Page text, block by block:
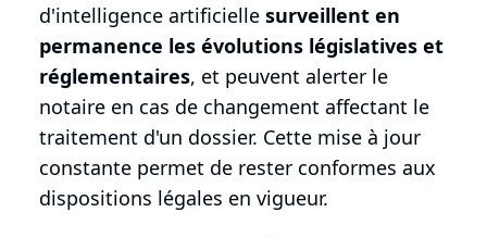
d'intelligence artificielle surveillent en
permanence les évolutions législatives et
réglementaires, et peuvent alerter le
notaire en cas de changement affectant le
traitement d'un dossier. Cette mise à jour
constante permet de rester conformes aux
dispositions légales en vigueur.